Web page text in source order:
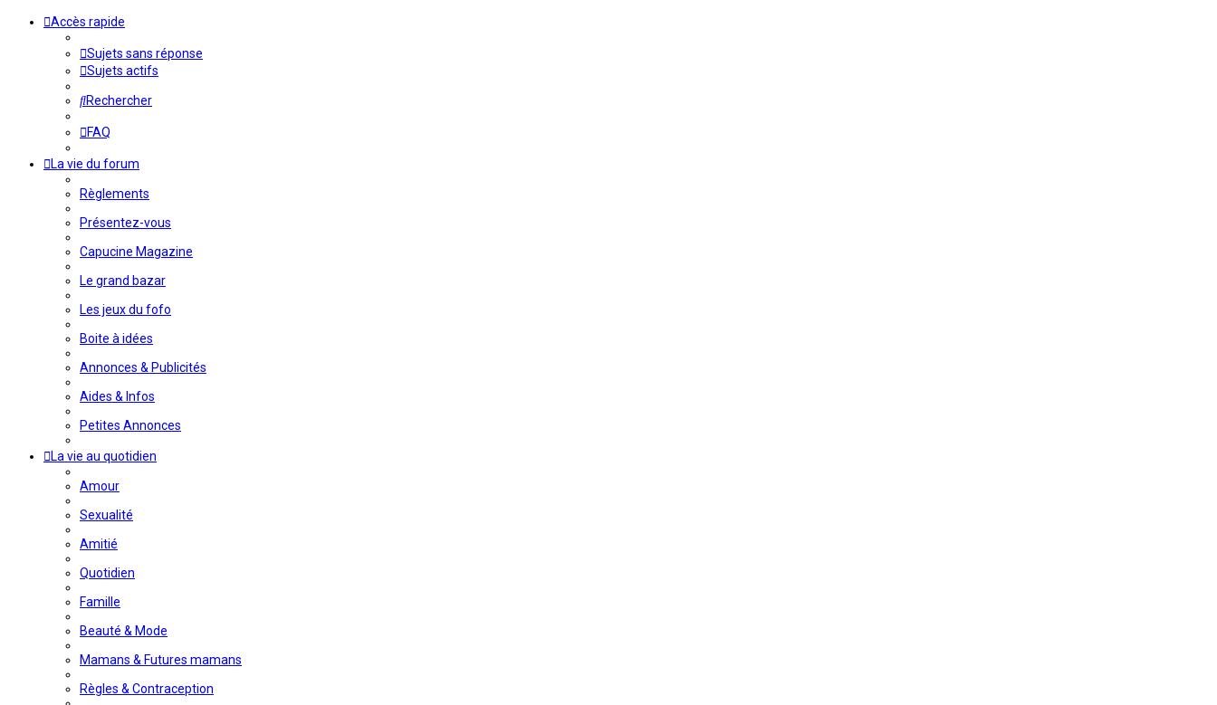
Accès rapide
Sujets sans réponse
Sujets actifs
Rechercher
FAQ
La vie du forum
Règlements
Présentez-vous
Capucine Magazine
Le grand bazar
Les jeux du fofo
Boite à idées
Annonces & Publicités
Aides & Infos
Petites Annonces
La vie au quotidien
Amour
Sexualité
Amitié
Quotidien
Famille
Beauté & Mode
Mamans & Futures mamans
Règles & Contraception